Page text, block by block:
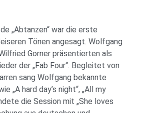
„Abtanzen“ war die erste
Tönen angesagt. Wolfgang
Gorner präsentierten als
der „Fab Four“. Begleitet von
sang Wolfgang bekannte
„A hard day’s night“, „All my
die Session mit „She loves